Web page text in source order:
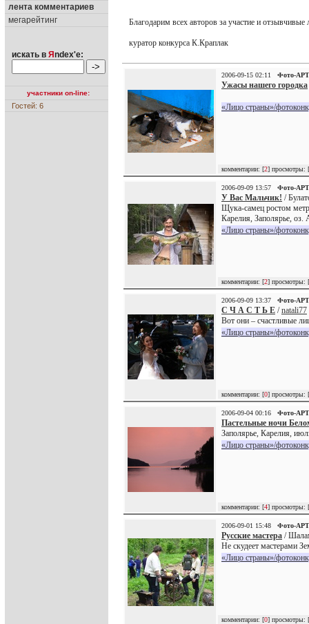
лента комментариев
мегарейтинг
искать в Я ndex'е:
участники on-line:
Гостей: 6
Благодарим всех авторов за участие и отзывчивые
куратор конкурса К.Краплак
2006-09-15 02:11 Фото-АРТ
Ужасы нашего городка
«Лицо страны»/
комментарии: [2] просмотры: [
2006-09-09 13:57 Фото-АРТ
У Вас Мальчик! /
Щука-самец ростом
Карелия, Заполярье, оз.
«Лицо страны»/
комментарии: [2] просмотры: [
2006-09-09 13:37 Фото-АРТ
С Ч А С Т Ь Е /natali77
Вот они – счастливые
«Лицо страны»/
комментарии: [0] просмотры: [
2006-09-04 00:16 Фото-АРТ
Пастельные ночи
Заполярье, Карелия,
«Лицо страны»/
комментарии: [4] просмотры: [
2006-09-01 15:48 Фото-АРТ
Русские мастера /
Не скудеет мастерами
«Лицо страны»/
комментарии: [0] просмотры: [